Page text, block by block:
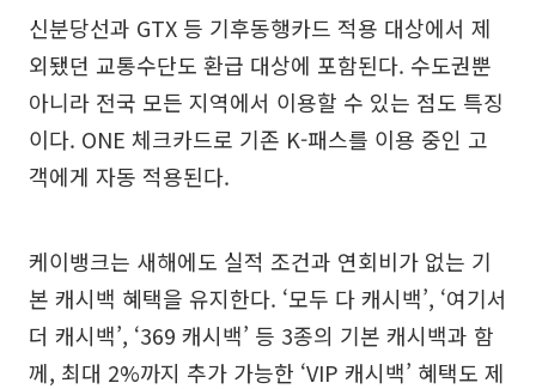
신분당선과 GTX 등 기후동행카드 적용 대상에서 제
외됐던 교통수단도 환급 대상에 포함된다. 수도권뿐
아니라 전국 모든 지역에서 이용할 수 있는 점도 특징
이다. ONE 체크카드로 기존 K-패스를 이용 중인 고
객에게 자동 적용된다.
케이뱅크는 새해에도 실적 조건과 연회비가 없는 기
본 캐시백 혜택을 유지한다. ‘모두 다 캐시백’, ‘여기서
더 캐시백’, ‘369 캐시백’ 등 3종의 기본 캐시백과 함
께, 최대 2%까지 추가 가능한 ‘VIP 캐시백’ 혜택도 제